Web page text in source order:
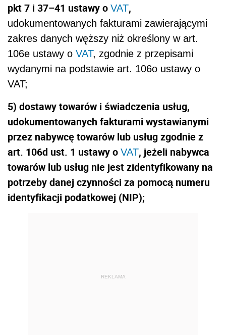
pkt 7 i 37–41 ustawy o VAT,
udokumentowanych fakturami zawierającymi
zakres danych węższy niż określony w art.
106e ustawy o VAT, zgodnie z przepisami
wydanymi na podstawie art. 106o ustawy o
VAT;
5) dostawy towarów i świadczenia usług,
udokumentowanych fakturami wystawianymi
przez nabywcę towarów lub usług zgodnie z
art. 106d ust. 1 ustawy o VAT, jeżeli nabywca
towarów lub usług nie jest zidentyfikowany na
potrzeby danej czynności za pomocą numeru
identyfikacji podatkowej (NIP);
REKLAMA